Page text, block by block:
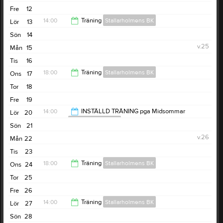
12
Fre
13
Lör 14:00 Träning Stallarholmens BK
14
Sön
15
Mån
v.25
16
Tis
17
Ons 18:00 Träning Stallarholmens BK
18
Tor
19
Fre
20
Lör 14:00
INSTÄLLD TRÄNING pga Midsommar
21
Sön
22
Mån
v.26
23
Tis
24
Ons 18:00 Träning Stallarholmens BK
25
Tor
26
Fre
27
Lör 14:00 Träning Stallarholmens BK
28
Sön